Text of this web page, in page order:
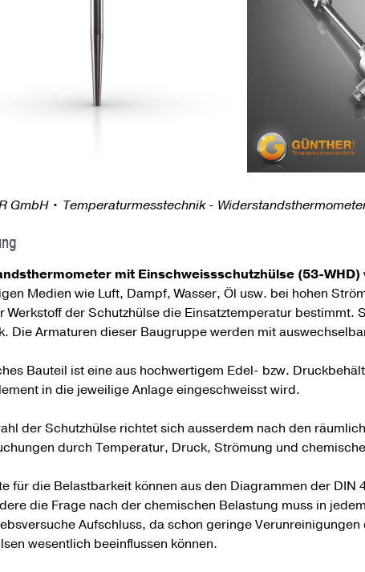
GmbH • Temperaturmesstechnik -
mit Einschweissschutzhülse (53-WHD)
Medien wie Luft, Dampf, Wasser, Öl usw. bei hohen
Werkstoff der Schutzhülse die Einsatztemperatur bestimmt.
Die Armaturen dieser Baugruppe werden mit
Bauteil ist eine aus hochwertigem Edel- bzw.
in die jeweilige Anlage eingeschweisst wird.
der Schutzhülse richtet sich ausserdem nach den
durch Temperatur, Druck, Strömung und
für die Belastbarkeit können aus den Diagrammen der DIN
die Frage nach der chemischen Belastung muss in
Aufschluss, da schon geringe
wesentlich beeinflussen können.